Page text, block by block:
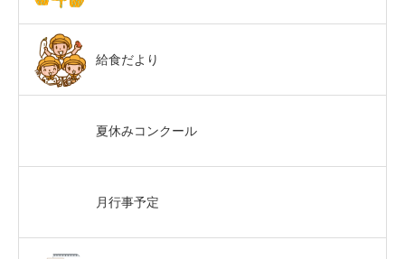
給食だより
夏休みコンクール
月行事予定